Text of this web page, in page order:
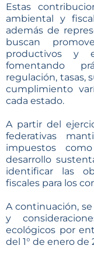
Estas
ambiental y
además de
buscan
productivos y
fomentando
regulación, tasas,
cumplimiento
cada estado.
A partir del
federativas
impuestos
desarrollo
identificar las
fiscales para los
A continuación,
y
ecológicos por
del 1° de enero de